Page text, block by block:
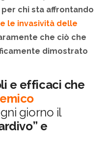
chi sta affrontando
le invasività delle
che ciò che
dimostrato
e efficaci che
giorno il
e